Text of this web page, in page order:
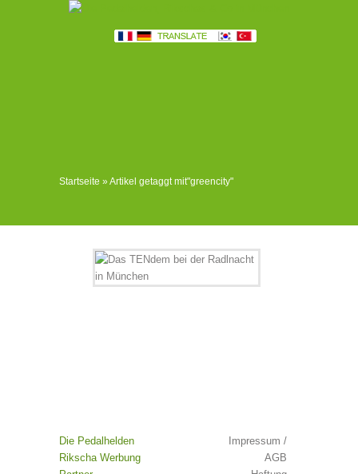
Startseite »Artikel getaggt mit"greencity"
Die Pedalhelden
Rikscha Werbung
Impressum /
AGB